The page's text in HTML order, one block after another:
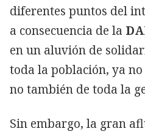
diferentes puntos del
a consecuencia de la
en un aluvión de
toda la población, ya
no también de toda la
Sin embargo, la gran